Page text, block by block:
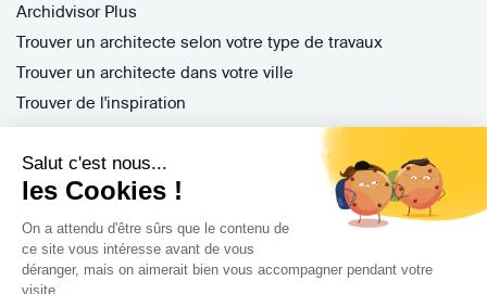
Salut c'est nous...
les Cookies !
On a attendu d'être sûrs que le contenu de
ce site vous intéresse avant de vous
déranger, mais on aimerait bien vous accompagner pendant votre
visite...
Archidvisor Plus
Trouver un architecte selon votre type de travaux
Trouver un architecte dans votre ville
Trouver de l'inspiration
Rejoignez-nous !